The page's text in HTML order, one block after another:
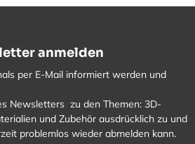
anmelden
per E-Mail informiert werden und
Newsletters zu den Themen: 3D-
und Zubehör ausdrücklich zu und
problemlos wieder abmelden kann.